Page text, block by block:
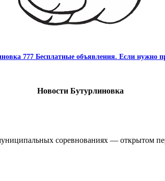
777 Бесплатные объявления. Если нужно
Новости Бутурлиновка
соревнованиях — открытом